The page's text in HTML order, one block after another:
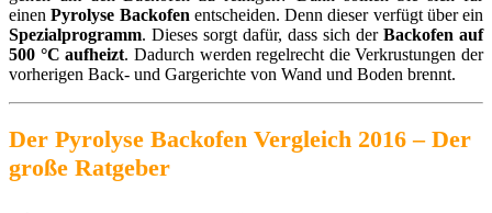
einenPyrolyse Backofen entscheiden. Denn dieser verfügt über ein
Spezialprogramm. Dieses sorgt dafür, dass sich der Backofen auf
500 °C aufheizt. Dadurch werden regelrecht die Verkrustungen der
vorherigen Back- und Gargerichte von Wand und Boden brennt.
Der Pyrolyse Backofen Vergleich 2016 – Der
große Ratgeber